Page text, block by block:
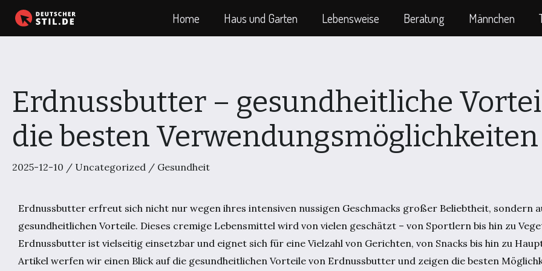
Zum
Inhalt
Home Haus und Garten Lebensweise Beratung Männchen
Erdnussbutter – gesundheitliche
die besten Verwendungsmöglichkeiten
2025-12-10 / Uncategorized / Gesundheit
Erdnussbutter erfreut sich nicht nur wegen ihres intensiven nussigen Geschmacks großer Beliebtheit, sondern
gesundheitlichen Vorteile. Dieses cremige Lebensmittel wird von vielen geschätzt – von Sportlern bis hin zu
Erdnussbutter ist vielseitig einsetzbar und eignet sich für eine Vielzahl von Gerichten, von Snacks bis hin zu
Artikel werfen wir einen Blick auf die gesundheitlichen Vorteile von Erdnussbutter und zeigen die besten